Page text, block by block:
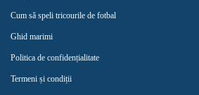
Cum să speli tricourile de fotbal
Ghid marimi
Politica de confidențialitate
Termeni și condiții